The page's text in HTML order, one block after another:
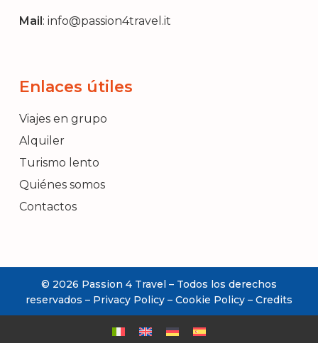
INFORMACIÓN
REQUERIDA
Mail: info@passion4travel.it
Enlaces útiles
Viajes en grupo
Alquiler
Turismo lento
Quiénes somos
Contactos
© 2026 Passion 4 Travel – Todos los derechos
reservados – Privacy Policy– Cookie Policy– Credits